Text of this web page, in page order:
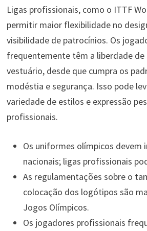
Ligas profissionais, como o ITTF
permitir maior flexibilidade no
visibilidade de patrocínios. Os
frequentemente têm a liberdade de
vestuário, desde que cumpra os
modéstia e segurança. Isso pode
variedade de estilos e expressão
profissionais.
Os uniformes olímpicos devem
nacionais; ligas profissionais
As regulamentações sobre o
colocação dos logótipos são
Jogos Olímpicos.
Os jogadores profissionais